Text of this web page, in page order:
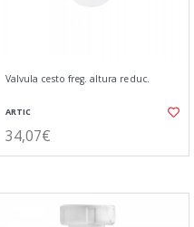
Valvula cesto freg. altura reduc.
ARTIC
34,07€